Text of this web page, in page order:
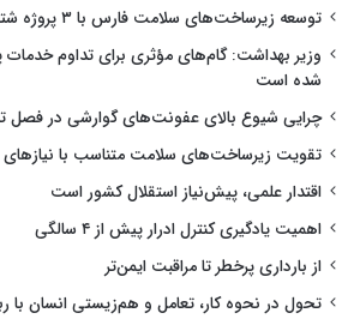
توسعه زیرساخت‌های سلامت فارس با ۳ پروژه شتاب گرفت
وزیر بهداشت: گام‌های مؤثری برای تداوم خدمات
شده است
چرایی شیوع بالای عفونت‌های گوارشی در فصل
تقویت زیرساخت‌های سلامت متناسب با نیازهای
اقتدار علمی، پیش‌نیاز استقلال کشور است
اهمیت یادگیری کنترل ادرار پیش از ۴ سالگی
از بارداری پرخطر تا مراقبت ایمن‌تر
تحول در نحوه کار، تعامل و هم‌زیستی انسان با